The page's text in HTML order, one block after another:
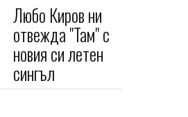
Любо Киров ни
отвежда "Там" с
новия си летен
сингъл